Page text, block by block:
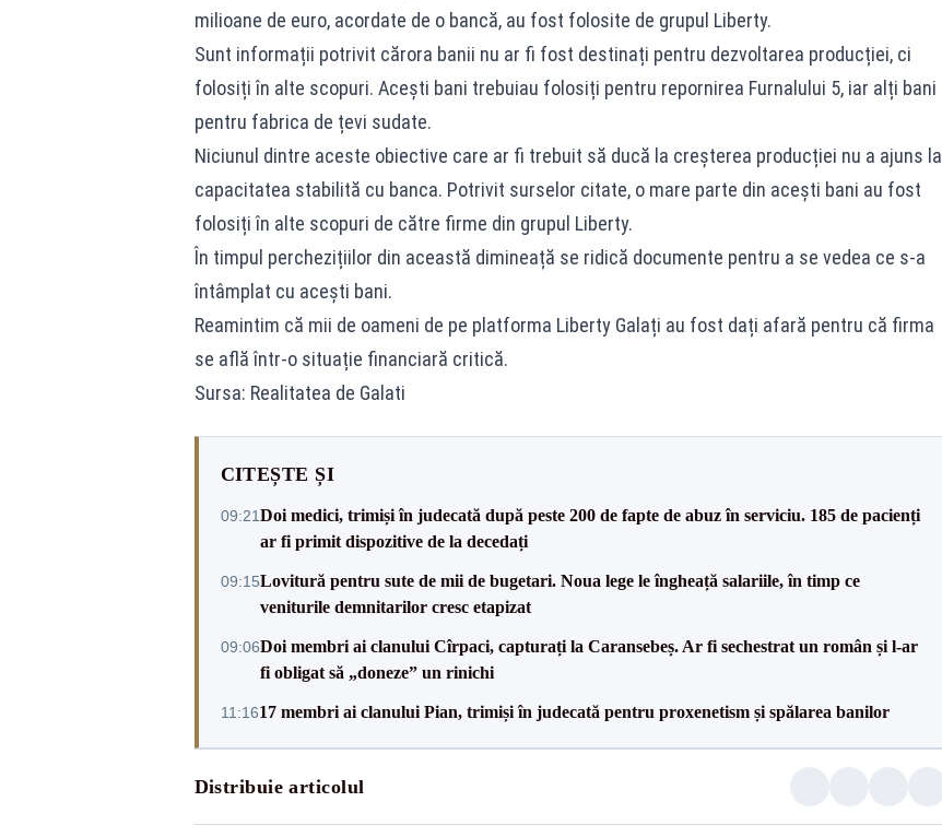
milioane de euro, acordate de o bancă, au fost folosite de grupul Liberty.
Sunt informații potrivit cărora banii nu ar fi fost destinați pentru dezvoltarea producției, ci
folosiți în alte scopuri. Acești bani trebuiau folosiți pentru repornirea Furnalului 5, iar alți bani
pentru fabrica de țevi sudate.
Niciunul dintre aceste obiective care ar fi trebuit să ducă la creșterea producției nu a ajuns la
capacitatea stabilită cu banca. Potrivit surselor citate, o mare parte din acești bani au fost
folosiți în alte scopuri de către firme din grupul Liberty.
În timpul perchezițiilor din această dimineață se ridică documente pentru a se vedea ce s-a
întâmplat cu acești bani.
Reamintim că mii de oameni de pe platforma Liberty Galați au fost dați afară pentru că firma
se află într-o situație financiară critică.
Sursa: Realitatea de Galati
CITEȘTE ȘI
09:21Doi medici, trimiși în judecată după peste 200 de fapte de abuz în serviciu. 185 de pacienți
ar fi primit dispozitive de la decedați
09:15Lovitură pentru sute de mii de bugetari. Noua lege le îngheață salariile, în timp ce
veniturile demnitarilor cresc etapizat
09:06Doi membri ai clanului Cîrpaci, capturați la Caransebeș. Ar fi sechestrat un român și l-ar
fi obligat să „doneze” un rinichi
11:1617 membri ai clanului Pian, trimiși în judecată pentru proxenetism și spălarea banilor
Distribuie articolul